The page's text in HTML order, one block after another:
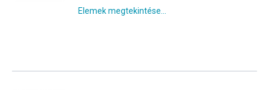
Elemek megtekintése...